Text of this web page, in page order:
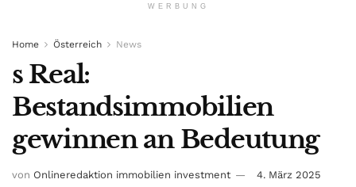
WERBUNG
Home Österreich News
s Real:
Bestandsimmobilien
gewinnen an Bedeutung
von Onlineredaktion immobilien investment 4. März 2025